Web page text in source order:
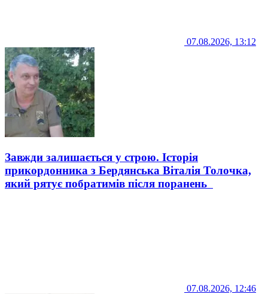
07.08.2026, 13:12
Завжди залишається у строю. Історія
прикордонника з Бердянська Віталія Толочка,
який рятує побратимів після поранень
07.08.2026, 12:46